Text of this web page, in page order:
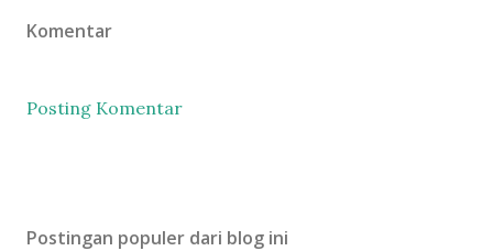
Komentar
Posting Komentar
Postingan populer dari blog ini